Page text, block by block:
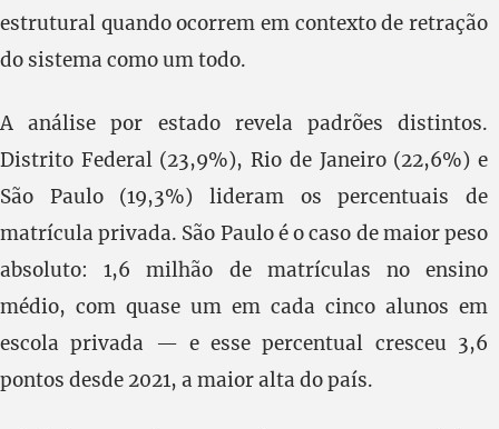
estrutural quando ocorrem em contexto de retração
do sistema como um todo.
A análise por estado revela padrões distintos.
Distrito Federal (23,9%), Rio de Janeiro (22,6%) e
São Paulo (19,3%) lideram os percentuais de
matrícula privada. São Paulo é o caso de maior peso
absoluto: 1,6 milhão de matrículas no ensino
médio, com quase um em cada cinco alunos em
escola privada — e esse percentual cresceu 3,6
pontos desde 2021, a maior alta do país.